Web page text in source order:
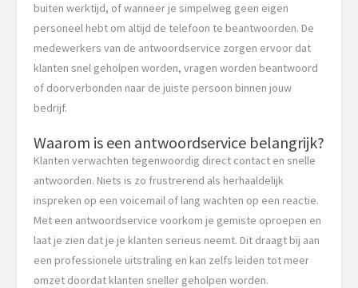
buiten werktijd, of wanneer je simpelweg geen eigen
personeel hebt om altijd de telefoon te beantwoorden. De
medewerkers van de antwoordservice zorgen ervoor dat
klanten snel geholpen worden, vragen worden beantwoord
of doorverbonden naar de juiste persoon binnen jouw
bedrijf.
Waarom is een antwoordservice belangrijk?
Klanten verwachten tegenwoordig direct contact en snelle
antwoorden. Niets is zo frustrerend als herhaaldelijk
inspreken op een voicemail of lang wachten op een reactie.
Met een antwoordservice voorkom je gemiste oproepen en
laat je zien dat je je klanten serieus neemt. Dit draagt bij aan
een professionele uitstraling en kan zelfs leiden tot meer
omzet doordat klanten sneller geholpen worden.